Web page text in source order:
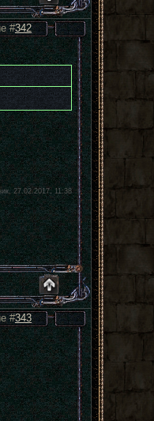
#342
27.02.2017, 11:38
#343